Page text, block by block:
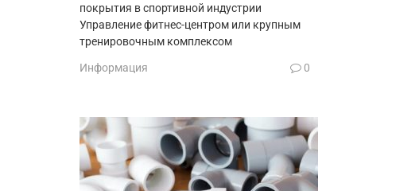
покрытия в спортивной индустрии
Управление фитнес-центром или крупным
тренировочным комплексом
Информация 0